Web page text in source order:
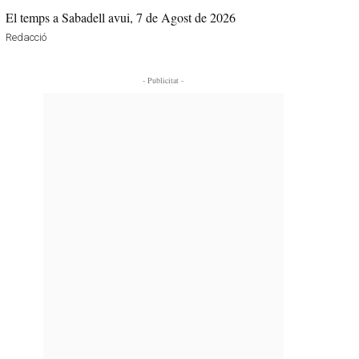
El temps a Sabadell avui, 7 de Agost de 2026
Redacció
- Publicitat -